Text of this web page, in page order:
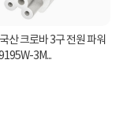
산 크로바 3구 전원 파워
, CD9195W-3M...